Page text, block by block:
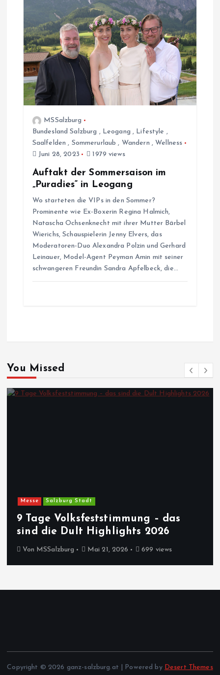
MSSalzburg
Bundesland Salzburg , Leogang , Lifestyle ,
Saalfelden , Sommerurlaub , Wandern , Wellness
Juni 28, 2023
1979 views
Auftakt der Sommersaison im
„Puradies“ in Leogang
Wo starteten die VIPs in den Sommer?
Prominente wie Ex-Boxerin Regina Halmich,
Natascha Ochsenknecht mit ihrer Mutter Bärbel
Wierichs, Schauspielerin Jenny Elvers, das
Moderatoren-Duo Alexandra Polzin und Gerhard
Leinauer, Model-Agent Peyman Amin mit seiner
schwangeren Freundin Sandra Apfelbeck, die…
You Missed
Messe Salzburg Stadt
9 Tage Volksfeststimmung – das
sind die Dult Highlights 2026
Von MSSalzburg Mai 21, 2026 699 views
Copyright © 2026 ganz-salzburg.at | Powered by Desert Themes